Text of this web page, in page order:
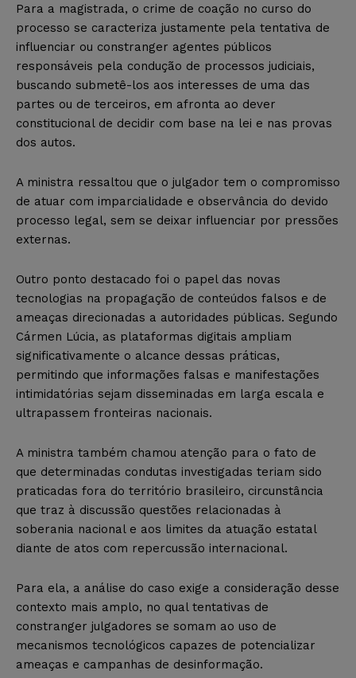
Para a magistrada, o crime de coação no curso do
processo se caracteriza justamente pela tentativa de
influenciar ou constranger agentes públicos
responsáveis pela condução de processos judiciais,
buscando submetê-los aos interesses de uma das
partes ou de terceiros, em afronta ao dever
constitucional de decidir com base na lei e nas provas
dos autos.
A ministra ressaltou que o julgador tem o compromisso
de atuar com imparcialidade e observância do devido
processo legal, sem se deixar influenciar por pressões
externas.
Outro ponto destacado foi o papel das novas
tecnologias na propagação de conteúdos falsos e de
ameaças direcionadas a autoridades públicas. Segundo
Cármen Lúcia, as plataformas digitais ampliam
significativamente o alcance dessas práticas,
permitindo que informações falsas e manifestações
intimidatórias sejam disseminadas em larga escala e
ultrapassem fronteiras nacionais.
A ministra também chamou atenção para o fato de
que determinadas condutas investigadas teriam sido
praticadas fora do território brasileiro, circunstância
que traz à discussão questões relacionadas à
soberania nacional e aos limites da atuação estatal
diante de atos com repercussão internacional.
Para ela, a análise do caso exige a consideração desse
contexto mais amplo, no qual tentativas de
constranger julgadores se somam ao uso de
mecanismos tecnológicos capazes de potencializar
ameaças e campanhas de desinformação.